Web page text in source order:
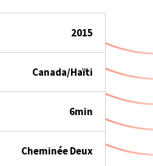
2015
Canada/Haïti
6min
Cheminée Deux